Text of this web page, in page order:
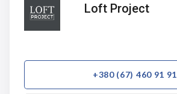
Project
Loft Project
+380 (67) 460 91 91